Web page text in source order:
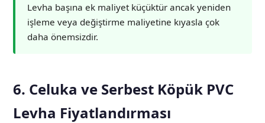
Levha başına ek maliyet küçüktür ancak yeniden
işleme veya değiştirme maliyetine kıyasla çok
daha önemsizdir.
6. Celuka ve Serbest Köpük PVC
Levha Fiyatlandırması